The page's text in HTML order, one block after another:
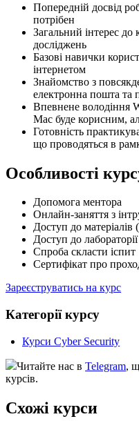
Попередній досвід
потрібен
Загальний інтерес
досліджень
Базові навички
інтернетом
Знайомство з
електронна пошта та
Впевнене володіння
Mac буде корисним,
Готовність
що проводяться в
Особливості
Допомога ментора
Онлайн-заняття з
Доступ до матеріалів
Доступ до
Спроба скласти іспит
Сертифікат про
Зареєструватись на курс
Категорії курсу
Курси Cyber Security
Читайте нас в Telegram,
курсів.
Схожі курси